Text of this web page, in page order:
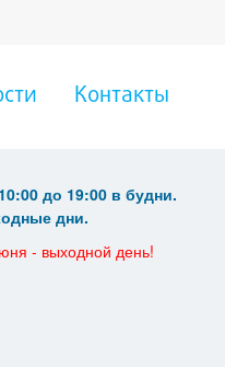
Контакты
до 19:00 в будни.
дни.
- выходной день!